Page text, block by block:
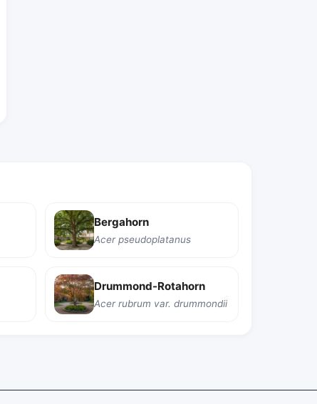
Bergahorn
Acer pseudoplatanus
Drummond-Rotahorn
Acer rubrum var. drummondii